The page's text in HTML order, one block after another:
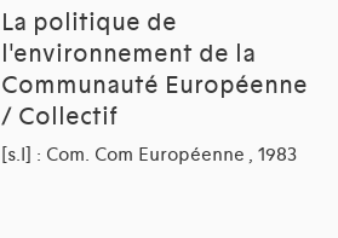
La politique de
l'environnement de la
Communauté Européenne
/ Collectif
[s.l] : Com. Com Européenne , 1983